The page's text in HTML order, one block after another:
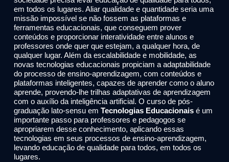
em todos os lugares. Aliar qualidade e quantidade seria uma
missão impossível se não fossem as plataformas e
ferramentas educacionais, que conseguem prover
conteúdos e proporcionar interatividade entre alunos e
professores onde quer que estejam, a qualquer hora, de
qualquer lugar. Além da escalabilidade e mobilidade, as
novas tecnologias educacionais propiciam a adaptabilidade
do processo de ensino-aprendizagem, com conteúdos e
plataformas inteligentes, capazes de aprender como o aluno
aprende, provendo-lhe trilhas adaptativas de aprendizagem
com o auxílio da inteligência artificial. O curso de pós-
graduação lato-sensu emTecnologias Educacionais é um
importante passo para professores e pedagogos se
apropriarem desse conhecimento, aplicando essas
tecnologias em seus processos de ensino-aprendizagem,
levando educação de qualidade para todos, em todos os
lugares.